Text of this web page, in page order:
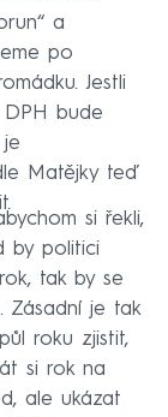
a
po
Jestli
bude
Matějky teď
si řekli,
by politici
tak by se
Zásadní je tak
roku zjistit,
si rok na
ale ukázat